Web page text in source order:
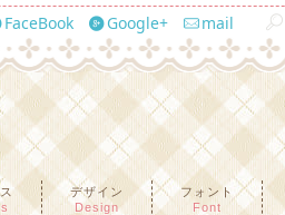
FaceBook Google+ mail
デザイン
Design
フォント
Font